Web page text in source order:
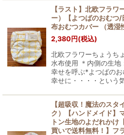
【ラスト】北欧フラワ
ー）【よつばのおむつ/
布おむつカバー （透湿
2,380円(税込)
北欧フラワーちょうち
水布使用 ＊内側の生地
幸せを呼ぶ*よつばの
幸せに・・・・という
【超吸収！魔法のス
ク）【ハンドメイド】
トン生地のよだれかけ
買いで送料無料！】フ